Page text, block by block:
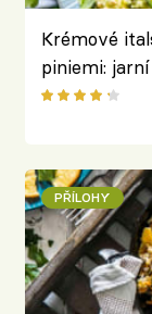
Krémové
piniemi:
PŘÍLOHY